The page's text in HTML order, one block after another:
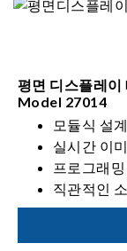
평면 디스플레이
Model 27014
모듈식 설
실시간 이
프로그래
직관적인